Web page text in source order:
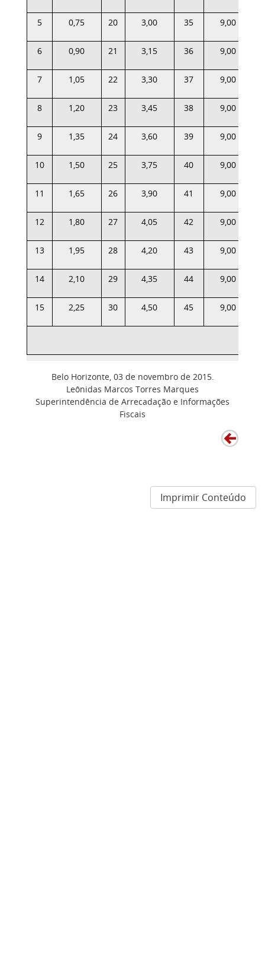
5 0,75 20 3,00 35 9,00
6 0,90 21 3,15 36 9,00
7 1,05 22 3,30 37 9,00
8 1,20 23 3,45 38 9,00
9 1,35 24 3,60 39 9,00
10 1,50 25 3,75 40 9,00
11 1,65 26 3,90 41 9,00
12 1,80 27 4,05 42 9,00
13 1,95 28 4,20 43 9,00
14 2,10 29 4,35 44 9,00
15 2,25 30 4,50 45 9,00
Belo Horizonte, 03 de novembro de 2015.
Leônidas Marcos Torres Marques
Superintendência de Arrecadação e Informações
Fiscais
Imprimir Conteúdo